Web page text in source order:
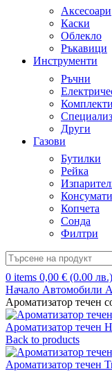
Аксесоари
Каски
Облекло
Ръкавици
Инструменти
Ръчни
Комплекти
Други
Газови
Бутилки
Рейка
Копчета
Сонда
Филтри
0 items 0,00 € (0.00 лв.)
Начало Автомобили
Ароматизатор течен
Ароматизатор течен
Back to products
Ароматизатор течен